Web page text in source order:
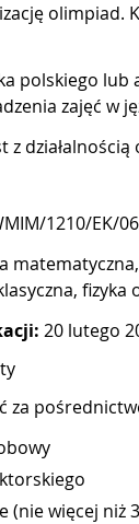
olimpiad.
polskiego
zajęć w
z
1210/EK/
fizyka
20 lutego
za
(nie więcej niż